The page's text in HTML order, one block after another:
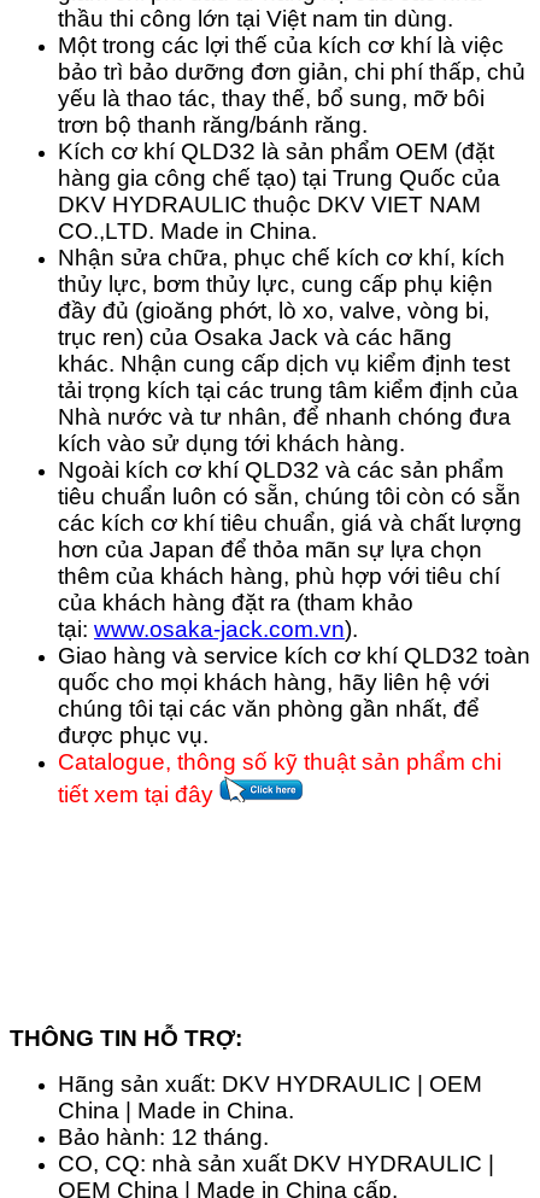
thầu thi công lớn tại Việt nam tin dùng.
Một trong các lợi thế của kích cơ khí là việc
bảo trì bảo dưỡng đơn giản, chi phí thấp, chủ
yếu là thao tác, thay thế, bổ sung, mỡ bôi
trơn bộ thanh răng/bánh răng.
Kích cơ khí QLD32 là sản phẩm OEM (đặt
hàng gia công chế tạo) tại Trung Quốc của
DKV HYDRAULIC thuộc DKV VIET NAM
CO.,LTD. Made in China.
Nhận sửa chữa, phục chế kích cơ khí, kích
thủy lực, bơm thủy lực, cung cấp phụ kiện
đầy đủ (gioăng phớt, lò xo, valve, vòng bi,
trục ren) của Osaka Jack và các hãng
khác. Nhận cung cấp dịch vụ kiểm định test
tải trọng kích tại các trung tâm kiểm định của
Nhà nước và tư nhân, để nhanh chóng đưa
kích vào sử dụng tới khách hàng.
Ngoài kích cơ khí QLD32 và các sản phẩm
tiêu chuẩn luôn có sẵn, chúng tôi còn có sẵn
các kích cơ khí tiêu chuẩn, giá và chất lượng
hơn của Japan để thỏa mãn sự lựa chọn
thêm của khách hàng, phù hợp với tiêu chí
của khách hàng đặt ra (tham khảo
tại: www.osaka-jack.com.vn).
Giao hàng và service kích cơ khí QLD32 toàn
quốc cho mọi khách hàng, hãy liên hệ với
chúng tôi tại các văn phòng gần nhất, để
được phục vụ.
Catalogue, thông số kỹ thuật sản phẩm chi
tiết xem tại đây
THÔNG TIN HỖ TRỢ:
Hãng sản xuất: DKV HYDRAULIC | OEM
China | Made in China.
Bảo hành: 12 tháng.
CO, CQ: nhà sản xuất DKV HYDRAULIC |
OEM China | Made in China cấp.